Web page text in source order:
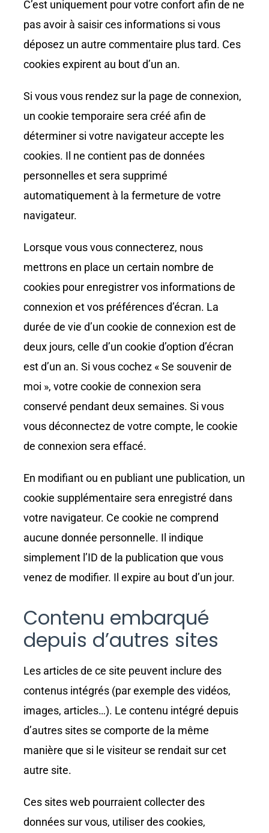
C’est uniquement pour votre confort afin de ne
pas avoir à saisir ces informations si vous
déposez un autre commentaire plus tard. Ces
cookies expirent au bout d’un an.
Si vous vous rendez sur la page de connexion,
un cookie temporaire sera créé afin de
déterminer si votre navigateur accepte les
cookies. Il ne contient pas de données
personnelles et sera supprimé
automatiquement à la fermeture de votre
navigateur.
Lorsque vous vous connecterez, nous
mettrons en place un certain nombre de
cookies pour enregistrer vos informations de
connexion et vos préférences d’écran. La
durée de vie d’un cookie de connexion est de
deux jours, celle d’un cookie d’option d’écran
est d’un an. Si vous cochez « Se souvenir de
moi », votre cookie de connexion sera
conservé pendant deux semaines. Si vous
vous déconnectez de votre compte, le cookie
de connexion sera effacé.
En modifiant ou en publiant une publication, un
cookie supplémentaire sera enregistré dans
votre navigateur. Ce cookie ne comprend
aucune donnée personnelle. Il indique
simplement l’ID de la publication que vous
venez de modifier. Il expire au bout d’un jour.
Contenu embarqué
depuis d’autres sites
Les articles de ce site peuvent inclure des
contenus intégrés (par exemple des vidéos,
images, articles…). Le contenu intégré depuis
d’autres sites se comporte de la même
manière que si le visiteur se rendait sur cet
autre site.
Ces sites web pourraient collecter des
données sur vous, utiliser des cookies,